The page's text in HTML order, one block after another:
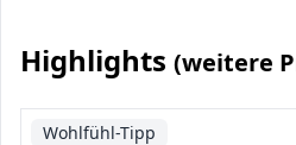
Highlights (weitere
Wohlfühl-Tipp